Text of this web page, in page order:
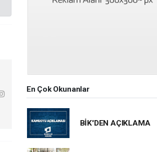
En Çok Okunanlar
BİK'DEN AÇIKLAMA